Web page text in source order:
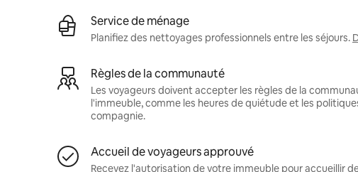
Service de ménage
Planifiez des nettoyages professionnels entre les séjours.
Règles de la communauté
Les voyageurs doivent accepter les règles de la
l'immeuble, comme les heures de quiétude et les
compagnie.
Accueil de voyageurs approuvé
Recevez l'autorisation de votre immeuble pour accueillir